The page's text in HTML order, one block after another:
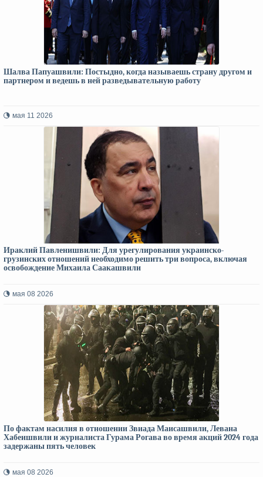
Шалва Папуашвили: Постыдно, когда называешь страну другом и
партнером и ведешь в ней разведывательную работу
мая 11 2026
Ираклий Павленишвили: Для урегулирования украинско-
грузинских отношений необходимо решить три вопроса, включая
освобождение Михаила Саакашвили
мая 08 2026
По фактам насилия в отношении Звиада Маисашвили, Левана
Хабеишвили и журналиста Гурама Рогава во время акций 2024 года
задержаны пять человек
мая 08 2026